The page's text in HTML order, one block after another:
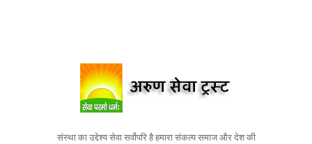
संस्था का उद्देश्य सेवा सर्वोपरि है हमारा संकल्प समाज और देश की